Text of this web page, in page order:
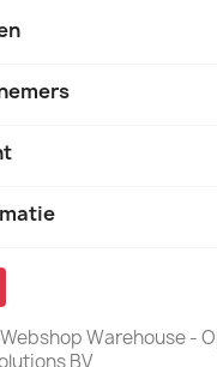
Warehouse -
BV